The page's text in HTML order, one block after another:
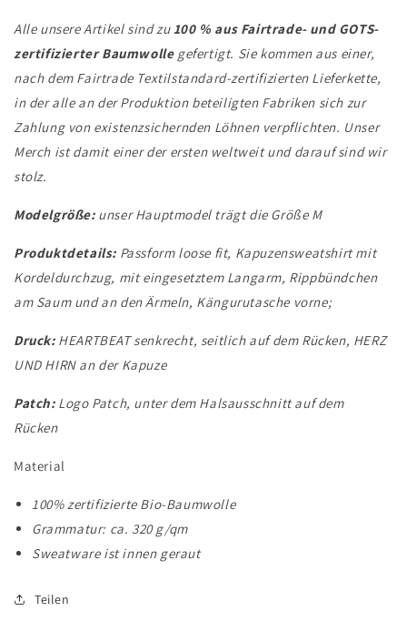
Alle unsere Artikel sind zu100 % aus Fairtrade- und GOTS-
zertifizierter Baumwollegefertigt. Sie kommen aus einer,
nach dem Fairtrade Textilstandard-zertifizierten Lieferkette,
in der alle an der Produktion beteiligten Fabriken sich zur
Zahlung von existenzsichernden Löhnen verpflichten. Unser
Merch ist damit einer der ersten weltweit und darauf sind wir
stolz.
Modelgröße:unser Hauptmodel trägt die Größe M
Produktdetails: Passform loose fit, Kapuzensweatshirt mit
Kordeldurchzug, mit eingesetztem Langarm, Rippbündchen
am Saum und an den Ärmeln, Kängurutasche vorne;
Druck:HEARTBEAT senkrecht, seitlich auf dem Rücken, HERZ
UND HIRN an der Kapuze
Patch: Logo Patch, unter dem Halsausschnitt auf dem
Rücken
Material
100% zertifizierte Bio-Baumwolle
Grammatur: ca. 320 g/qm
Sweatware ist innen geraut
Teilen